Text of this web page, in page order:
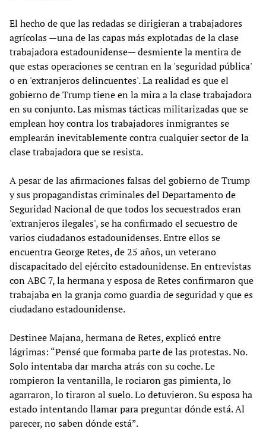
El hecho de que las redadas se dirigieran a trabajadores
agrícolas —una de las capas más explotadas de la clase
trabajadora estadounidense— desmiente la mentira de
que estas operaciones se centran en la 'seguridad pública'
o en 'extranjeros delincuentes'. La realidad es que el
gobierno de Trump tiene en la mira a la clase trabajadora
en su conjunto. Las mismas tácticas militarizadas que se
emplean hoy contra los trabajadores inmigrantes se
emplearán inevitablemente contra cualquier sector de la
clase trabajadora que se resista.
A pesar de las afirmaciones falsas del gobierno de Trump
y sus propagandistas criminales del Departamento de
Seguridad Nacional de que todos los secuestrados eran
'extranjeros ilegales', se ha confirmado el secuestro de
varios ciudadanos estadounidenses. Entre ellos se
encuentra George Retes, de 25 años, un veterano
discapacitado del ejército estadounidense. En entrevistas
con ABC 7, la hermana y esposa de Retes confirmaron que
trabajaba en la granja como guardia de seguridad y que es
ciudadano estadounidense.
Destinee Majana, hermana de Retes, explicó entre
lágrimas: “Pensé que formaba parte de las protestas. No.
Solo intentaba dar marcha atrás con su coche. Le
rompieron la ventanilla, le rociaron gas pimienta, lo
agarraron, lo tiraron al suelo. Lo detuvieron. Su esposa ha
estado intentando llamar para preguntar dónde está. Al
parecer, no saben dónde está”.